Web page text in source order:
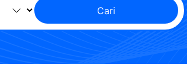
Cari